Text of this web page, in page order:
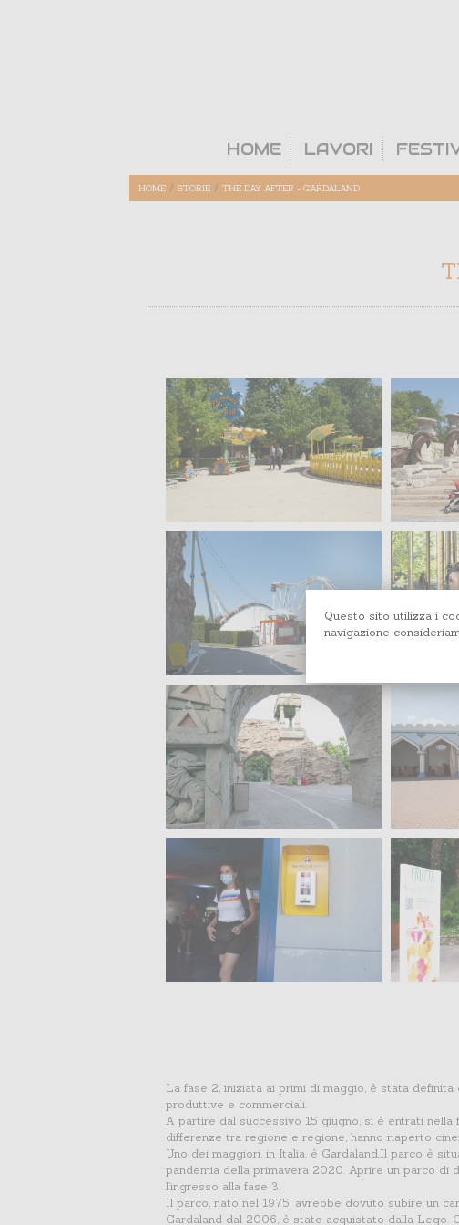
HOME LAVORI
HOME / STORIE / THE DAY AFTER - GARDALAND
La fase 2, iniziata ai primi di maggio, è stata
produttive e commerciali.
A partire dal successivo 15 giugno, si è entrati
differenze tra regione e regione, hanno riaperto
Uno dei maggiori, in Italia, è Gardaland.Il parco è
pandemia della primavera 2020. Aprire un parco di
l’ingresso alla fase 3.
Il parco, nato nel 1975, avrebbe dovuto subire un
Gardaland dal 2006, è stato acquistato dalla Lego.
Questo sito utilizza i
navigazione